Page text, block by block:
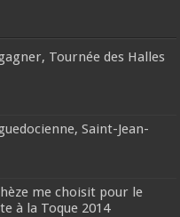
Tournée des Halles
Saint-Jean-
me choisit pour le
à la Toque 2014